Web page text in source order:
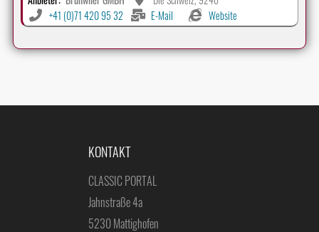
+41 (0)71 420 95 32
E-Mail Website
KONTAKT
CLASSIC PORTAL
Jahnstraße 4a
5230 Mattighofen